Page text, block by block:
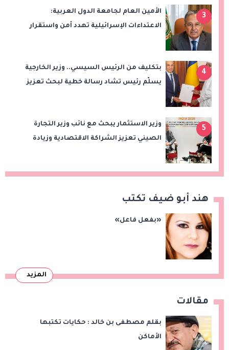
3
الأمين العام لجامعة الدول العربية:
الاعتداءات الإسرائيلية تهدد أمن واستقرار
4
بتكليف من الرئيس السيسي.. وزير الخارجية
يسلّم رئيس تشاد رسالة خطية لبحث تعزيز
5
وزير الاستثمار يبحث مع نائب وزير التجارة
الصيني تعزيز الشراكة الاقتصادية وزيادة
هند أبو ضيف تكتب
«بفعل فاعل»
المزيد
مقالات
بقلم مصطفى بن خالد : حكايات تكتبها
الأماكن